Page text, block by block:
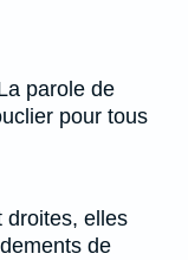
parole de
pour tous
droites, elles
de